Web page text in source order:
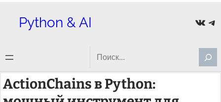
Python & AI
Search
ActionChains в Python: